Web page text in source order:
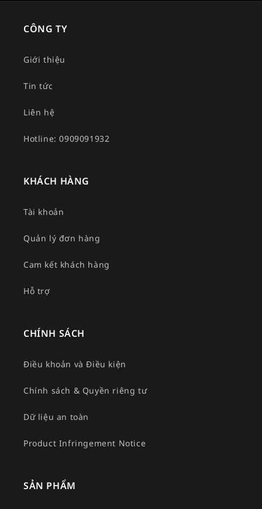
CÔNG TY
Giới thiệu
Tin tức
Liên hệ
Hotline: 0909091932
KHÁCH HÀNG
Tài khoản
Quản lý đơn hàng
Cam kết khách hàng
Hỗ trợ
CHÍNH SÁCH
Điều khoản và Điều kiện
Chính sách & Quyền riêng tư
Dữ liệu an toàn
Product Infringement Notice
SẢN PHẨM